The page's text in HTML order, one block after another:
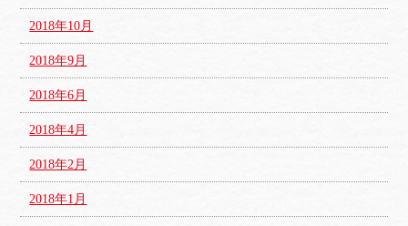
2018年10月
2018年9月
2018年6月
2018年4月
2018年2月
2018年1月